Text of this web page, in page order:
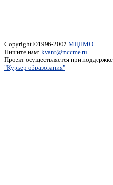
Copyright ©1996-2002 МЦНМО
Пишите нам: kvant@mccme.ru
Проект осуществляется при поддержке
"Курьер образования"